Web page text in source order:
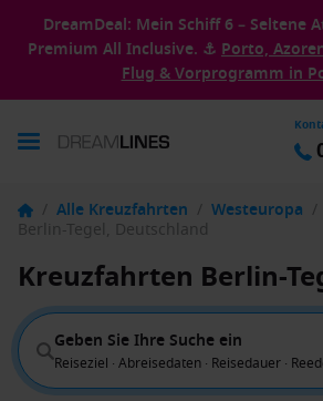
DreamDeal: Mein Schiff 6 – Seltene
Premium All Inclusive. ⚓ Porto,
Flug & Vorprogramm in
/ Alle Kreuzfahrten / Westeuropa /
Berlin-Tegel, Deutschland
Kreuzfahrten Berlin-
Geben Sie Ihre Suche ein
Reiseziel · Abreisedaten · Reisedauer ·